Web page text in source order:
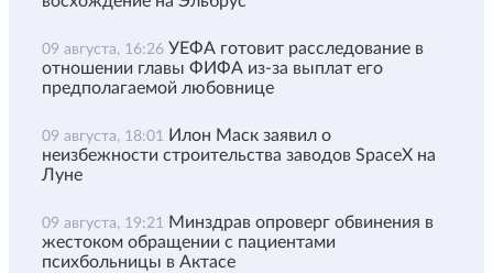
09 августа, 16:26 УЕФА готовит расследование в
отношении главы ФИФА из-за выплат его
предполагаемой любовнице
09 августа, 18:01 Илон Маск заявил о
неизбежности строительства заводов SpaceX на
Луне
09 августа, 19:21 Минздрав опроверг обвинения в
жестоком обращении с пациентами
психбольницы в Актасе